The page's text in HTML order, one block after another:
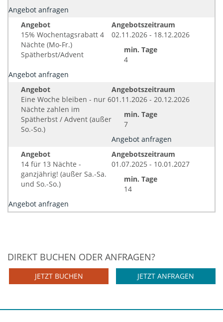
Angebot anfragen
Angebot
15% Wochentagsrabatt 4
Nächte (Mo-Fr.)
Spätherbst/Advent
Angebotszeitraum
02.11.2026 - 18.12.2026
min. Tage
4
Angebot anfragen
Angebot
Eine Woche bleiben - nur 6
Nächte zahlen im
Spätherbst / Advent (außer
So.-So.)
Angebotszeitraum
01.11.2026 - 20.12.2026
min. Tage
7
Angebot anfragen
Angebot
14 für 13 Nächte -
ganzjährig! (außer Sa.-Sa.
und So.-So.)
Angebotszeitraum
01.07.2025 - 10.01.2027
min. Tage
14
Angebot anfragen
DIREKT BUCHEN ODER ANFRAGEN?
JETZT ANFRAGEN
JETZT BUCHEN